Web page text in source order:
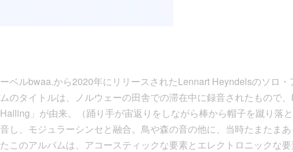
ベルbwaa.から2020年にリリースされたLennart Heyndelsのソロ・
のタイトルは、ノルウェーの田舎での滞在中に録音されたもので
」が由来。（踊り手が宙返りをしながら棒から帽子を蹴り落
し、モジュラーシンセと融合。鳥や森の音の他に、当時たまたま
このアルバムは、アコースティックな要素とエレクトロニックな